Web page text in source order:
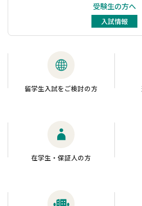
受験生の方へ
入試情報
留学生入試をご検討の方
在学生・保証人の方